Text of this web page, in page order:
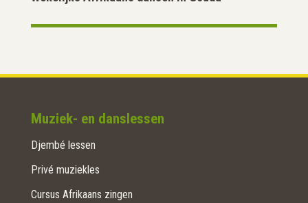
Muziek- en danslessen
Djembé lessen
Privé muziekles
Cursus Afrikaans zingen